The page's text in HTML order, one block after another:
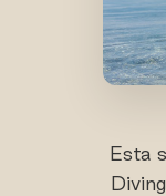
Esta